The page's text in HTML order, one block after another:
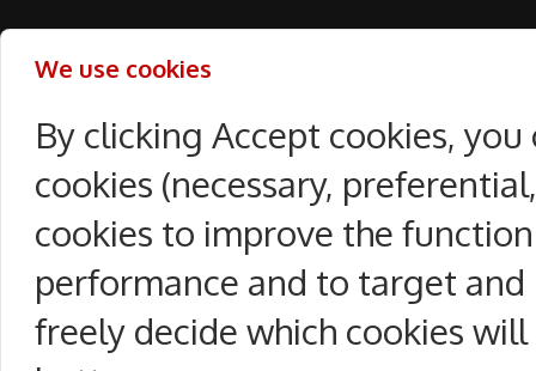
We use cookies
By clicking Accept cookies,
cookies (necessary,
cookies to improve the
performance and to target and
freely decide which cookies